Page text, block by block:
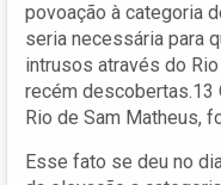
povoação à categoria
seria necessária para
intrusos através do
recém descobertas.13
Rio de Sam Matheus,
Esse fato se deu no